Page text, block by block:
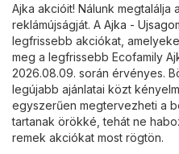
Ajka akcióit! Nálunk megtalálja
reklámújságját. A Ajka -
legfrissebb akciókat,
meg a legfrissebb Ecofamily
2026.08.09. során érvényes.
legújabb ajánlatai közt
egyszerűen megtervezheti a
tartanak örökké, tehát ne
remek akciókat most rögtön.